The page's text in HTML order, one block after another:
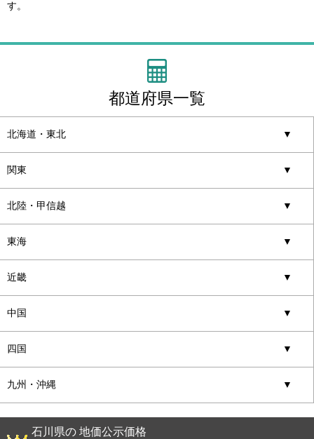
す。
都道府県一覧
北海道・東北 ▼
関東 ▼
北陸・甲信越 ▼
東海 ▼
近畿 ▼
中国 ▼
四国 ▼
九州・沖縄 ▼
石川県の 地価公示価格